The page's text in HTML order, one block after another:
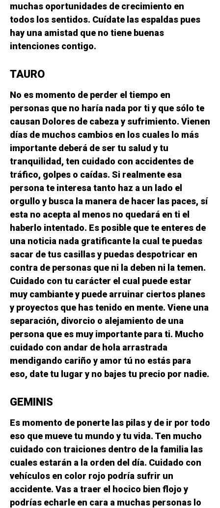
muchas oportunidades de crecimiento en
todos los sentidos. Cuídate las espaldas pues
hay una amistad que no tiene buenas
intenciones contigo.
TAURO
No es momento de perder el tiempo en
personas que no haría nada por ti y que sólo te
causan Dolores de cabeza y sufrimiento. Vienen
días de muchos cambios en los cuales lo más
importante deberá de ser tu salud y tu
tranquilidad, ten cuidado con accidentes de
tráfico, golpes o caídas. Si realmente esa
persona te interesa tanto haz a un lado el
orgullo y busca la manera de hacer las paces, sí
esta no acepta al menos no quedará en ti el
haberlo intentado. Es posible que te enteres de
una noticia nada gratificante la cual te puedas
sacar de tus casillas y puedas despotricar en
contra de personas que ni la deben ni la temen.
Cuidado con tu carácter el cual puede estar
muy cambiante y puede arruinar ciertos planes
y proyectos que has tenido en mente. Viene una
separación, divorcio o alejamiento de una
persona que es muy importante para ti. Mucho
cuidado con andar de hola arrastrada
mendigando cariño y amor tú no estás para
eso, date tu lugar y no bajes tu precio por nadie.
GEMINIS
Es momento de ponerte las pilas y de ir por todo
eso que mueve tu mundo y tu vida. Ten mucho
cuidado con traiciones dentro de la familia las
cuales estarán a la orden del día. Cuidado con
vehículos en color rojo podría sufrir un
accidente. Vas a traer el hocico bien flojo y
podrías echarle en cara a muchas personas lo